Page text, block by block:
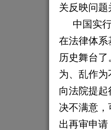
关反映问题
中国实
在法律体系
历史舞台
为、乱作
向法院提起
决不满意
出再审申请